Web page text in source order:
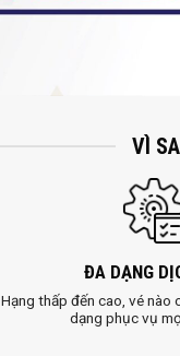
VÌ
ĐA DẠNG
Hạng thấp đến cao, vé nào
dạng phục vụ